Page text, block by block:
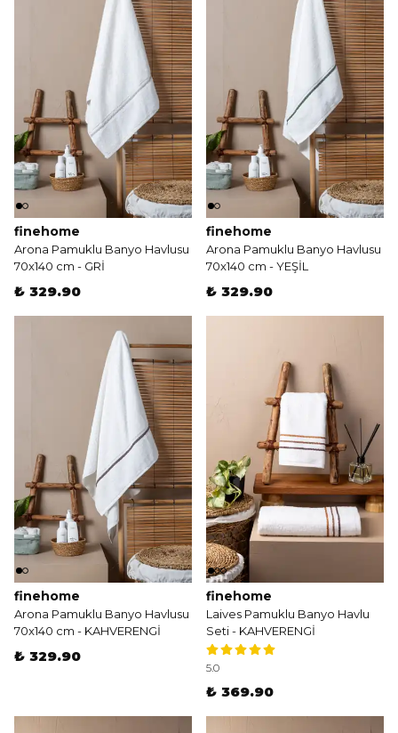
finehome
Arona Pamuklu Banyo Havlusu
70x140 cm - GRİ
₺ 329.90
finehome
Arona Pamuklu Banyo Havlusu
70x140 cm - YEŞİL
₺ 329.90
finehome
Arona Pamuklu Banyo Havlusu
70x140 cm - KAHVERENGİ
₺ 329.90
finehome
Laives Pamuklu Banyo Havlu
Seti - KAHVERENGİ
5.0
₺ 369.90